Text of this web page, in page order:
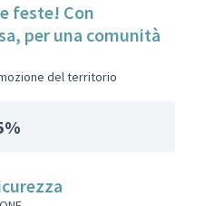
feste! Con
per una comunità
del territorio